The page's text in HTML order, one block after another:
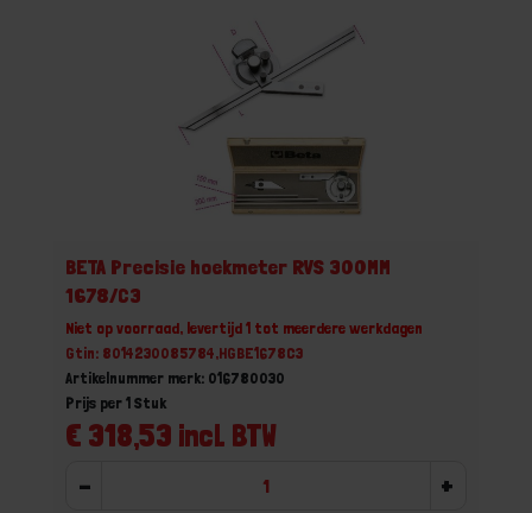
BETA Precisie hoekmeter RVS 300MM
1678/C3
Niet op voorraad, levertijd 1 tot meerdere werkdagen
Gtin: 8014230085784,HGBE1678C3
Artikelnummer merk: 016780030
€ 318,53 incl. BTW
Prijs per 1 Stuk
- +